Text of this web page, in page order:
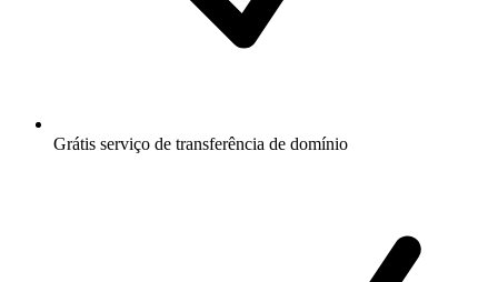
Grátis serviço de transferência de domínio